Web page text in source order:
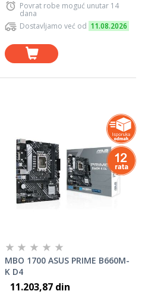
Povrat robe moguć unutar 14
dana
Dostavljamo već od 11.08.2026
MBO 1700 ASUS PRIME B660M-
K D4
11.203,87 din